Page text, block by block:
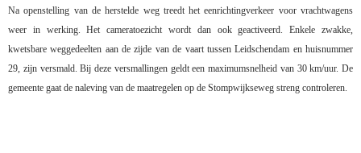
Na openstelling van de herstelde weg treedt het eenrichtingverkeer voor vrachtwagens
weer in werking. Het cameratoezicht wordt dan ook geactiveerd. Enkele zwakke,
kwetsbare weggedeelten aan de zijde van de vaart tussen Leidschendam en huisnummer
29, zijn versmald. Bij deze versmallingen geldt een maximumsnelheid van 30 km/uur. De
gemeente gaat de naleving van de maatregelen op de Stompwijkseweg streng controleren.